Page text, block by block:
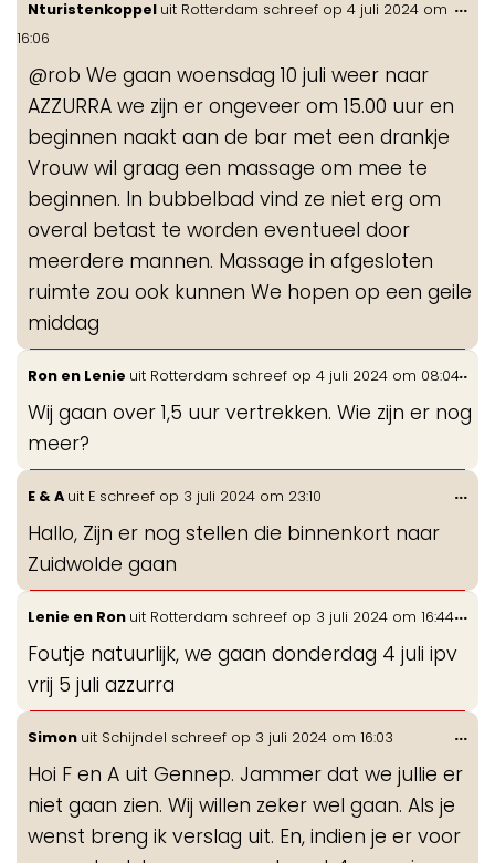
Nturistenkoppel uit Rotterdam schreef op 4 juli 2024 om
16:06
@rob We gaan woensdag 10 juli weer naar
AZZURRA we zijn er ongeveer om 15.00 uur en
beginnen naakt aan de bar met een drankje
Vrouw wil graag een massage om mee te
beginnen. In bubbelbad vind ze niet erg om
overal betast te worden eventueel door
meerdere mannen. Massage in afgesloten
ruimte zou ook kunnen We hopen op een geile
middag
...
Ron en Lenie uit Rotterdam schreef op 4 juli 2024 om 08:04
Wij gaan over 1,5 uur vertrekken. Wie zijn er nog
meer?
...
E & A uit E schreef op 3 juli 2024 om 23:10
Hallo, Zijn er nog stellen die binnenkort naar
Zuidwolde gaan
...
Lenie en Ron uit Rotterdam schreef op 3 juli 2024 om 16:44
Foutje natuurlijk, we gaan donderdag 4 juli ipv
vrij 5 juli azzurra
...
Simon uit Schijndel schreef op 3 juli 2024 om 16:03
Hoi F en A uit Gennep. Jammer dat we jullie er
niet gaan zien. Wij willen zeker wel gaan. Als je
wenst breng ik verslag uit. En, indien je er voor
...